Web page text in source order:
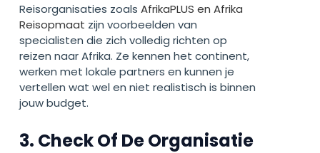
Reisorganisaties zoals AfrikaPLUS en Afrika
Reisopmaat zijn voorbeelden van
specialisten die zich volledig richten op
reizen naar Afrika. Ze kennen het continent,
werken met lokale partners en kunnen je
vertellen wat wel en niet realistisch is binnen
jouw budget.
3. Check Of De Organisatie